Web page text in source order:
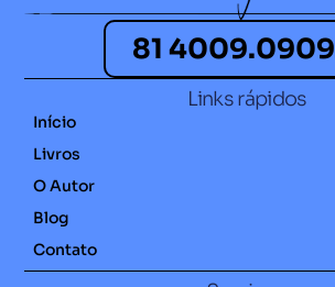
81 4009.0909
Links rápidos
Início
Livros
O Autor
Blog
Contato